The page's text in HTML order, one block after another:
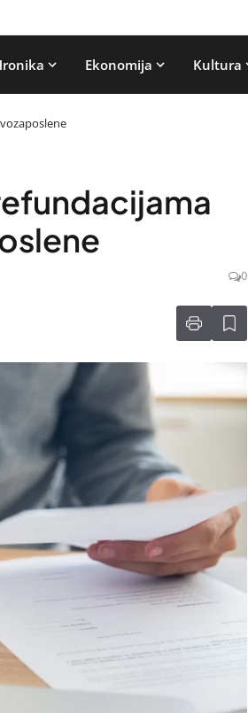
Ekonomija Kultura
0